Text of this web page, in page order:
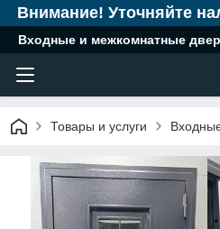
Внимание! Уточняйте
Входные и межкомнатные
Товары и услуги